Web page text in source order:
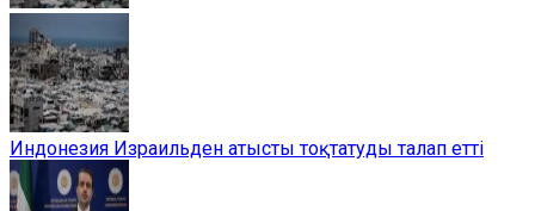
Индонезия Израильден атысты тоқтатуды талап етті